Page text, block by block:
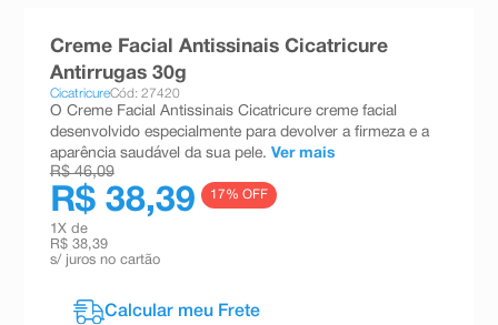
teste gravidez
10ºesmalte
Creme Facial Antissinais Cicatricure
Antirrugas 30g
CicatricureCód: 27420
O Creme Facial Antissinais Cicatricure creme facial
desenvolvido especialmente para devolver a firmeza e a
aparência saudável da sua pele. Ver mais
R$ 46,09
R$ 38,39 17% OFF
1 X de
R$ 38,39
s/ juros no cartão